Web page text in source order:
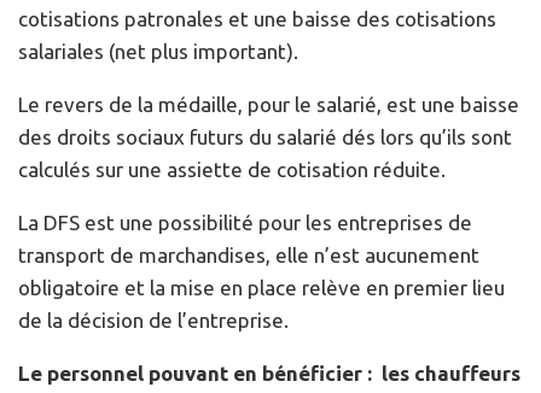
cotisations patronales et une baisse des cotisations
salariales (net plus important).
Le revers de la médaille, pour le salarié, est une baisse
des droits sociaux futurs du salarié dés lors qu’ils sont
calculés sur une assiette de cotisation réduite.
La DFS est une possibilité pour les entreprises de
transport de marchandises, elle n’est aucunement
obligatoire et la mise en place relève en premier lieu
de la décision de l’entreprise.
Le personnel pouvant en bénéficier : les chauffeurs